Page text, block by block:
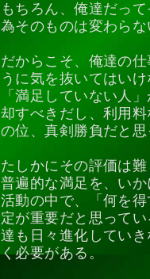
もちろん、俺達だっ
為そのものは変わら
だからこそ、俺達の
うに気を抜いてはい
「満足していない人
却すべきだし、利用
の位、真剣勝負だと
たしかにその評価は
普遍的な満足を、い
活動の中で、「何を
定が重要だと思って
達も日々進化してい
く必要がある。